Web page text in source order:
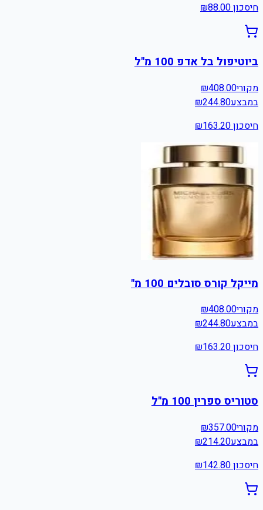
חיסכון ₪88.00
ביוטיפול בל אדפ 100 מ"ל
מקורי ₪408.00
במבצע
₪244.80
חיסכון ₪163.20
מייקל קורס סובלים 100 מ"
מקורי ₪408.00
במבצע
₪244.80
חיסכון ₪163.20
סטוריס ספרין 100 מ"ל
מקורי ₪357.00
במבצע
₪214.20
חיסכון ₪142.80